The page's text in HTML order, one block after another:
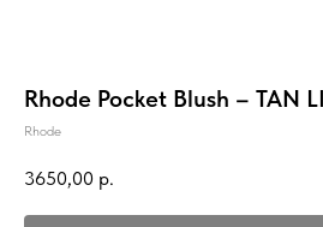
Rhode Pocket Blush – TAN
Rhode
3650,00 р.